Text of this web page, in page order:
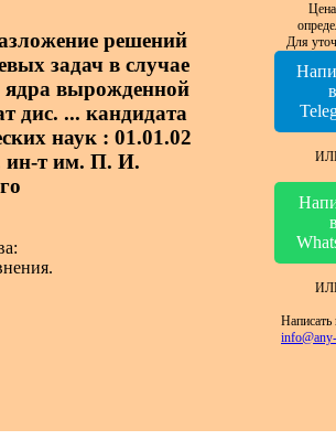
решений
задач в случае
ядра вырожденной
дис. ... кандидата
наук : 01.01.02
ин-т им. П. И.
Для
в
в
Написать